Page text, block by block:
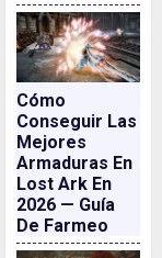
Cómo
Conseguir Las
Mejores
Armaduras En
Lost Ark En
2026 — Guía
De Farmeo